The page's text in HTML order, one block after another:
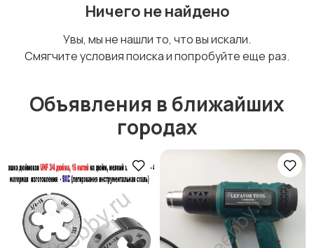
водоснабжение
ы
материалы и
оснастка
Ничего не найдено
Увы, мы не нашли то, что вы искали.
Смягчите условия поиска и попробуйте еще раз.
Объявления в ближайших
городах